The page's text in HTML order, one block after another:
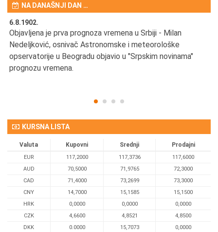
NA DANAŠNJI DAN …
6.8.1902.
Objavljena je prva prognoza vremena u Srbiji - Milan
Nedeljković, osnivač Astronomske i meteorološke
opservatorije u Beogradu objavio u "Srpskim novinama"
prognozu vremena.
KURSNA LISTA
Valuta Kupovni Srednji Prodajni
EUR 117,2000 117,3736
117,6000
AUD
70,5000 71,9765
72,3000
CAD
71,4000 73,2699
73,3000
CNY
14,7000 15,1585
15,1500
HRK
0,0000 0,0000
0,0000
CZK
4,6600 4,8521
4,8500
DKK
0.0000 15,7073 0,0000